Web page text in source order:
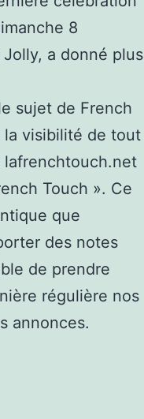
8
a donné plus
sujet de French
la visibilité de tout
lafrenchtouch.net
Touch ». Ce
que
des notes
de prendre
régulière nos
annonces.